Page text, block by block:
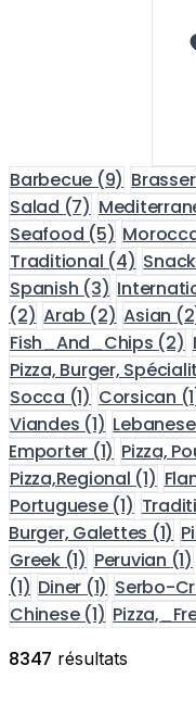
Barbecue (9)
Salad (7)
Seafood (5)
Traditional (4) Snack
Spanish (3)
(2) Arab (2) Asian
Fish_And_Chips (2)
Pizza, Burger,
Socca (1) Corsican
Viandes (1) Lebanese
Emporter (1) Pizza,
Pizza,Regional (1)
Portuguese (1)
Burger, Galettes (1)
Greek (1) Peruvian (1)
(1) Diner (1) Serbo-
Chinese (1)
8347 résultats